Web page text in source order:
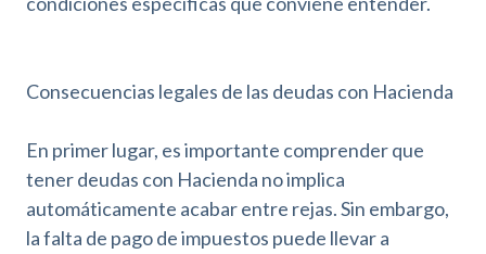
Consecuencias legales de las deudas con Hacienda
En primer lugar, es importante comprender que
tener deudas con Hacienda no implica
automáticamente acabar entre rejas. Sin embargo,
la falta de pago de impuestos puede llevar a